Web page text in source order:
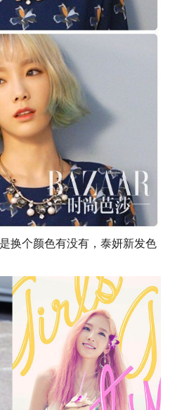
换个颜色有没有，泰妍新发色